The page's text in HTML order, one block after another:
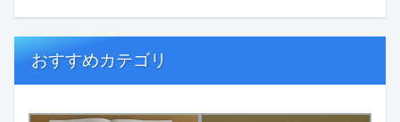
おすすめカテゴリ